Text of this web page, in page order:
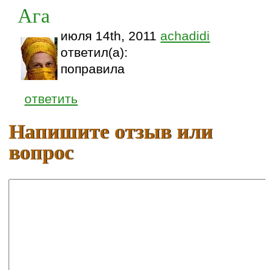
Ага
июля 14th, 2011 achadidi
ответил(а):
поправила
ответить
Напишите отзыв или
вопрос